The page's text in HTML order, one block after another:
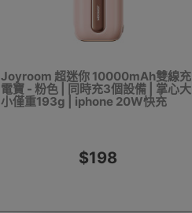
Joyroom 超迷你 10000mAh雙線充
電寶 - 粉色 | 同時充3個設備 | 掌心大
小僅重193g | iphone 20W快充
$198